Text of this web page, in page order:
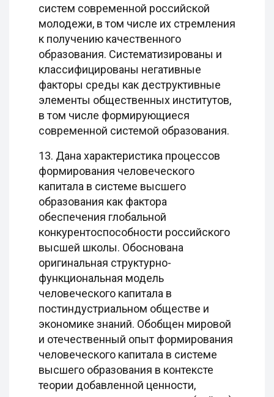
систем современной российской
молодежи, в том числе их стремления
к получению качественного
образования. Систематизированы и
классифицированы негативные
факторы среды как деструктивные
элементы общественных институтов,
в том числе формирующиеся
современной системой образования.
13. Дана характеристика процессов
формирования человеческого
капитала в системе высшего
образования как фактора
обеспечения глобальной
конкурентоспособности российского
высшей школы. Обоснована
оригинальная структурно-
функциональная модель
человеческого капитала в
постиндустриальном обществе и
экономике знаний. Обобщен мировой
и отечественный опыт формирования
человеческого капитала в системе
высшего образования в контексте
теории добавленной ценности,